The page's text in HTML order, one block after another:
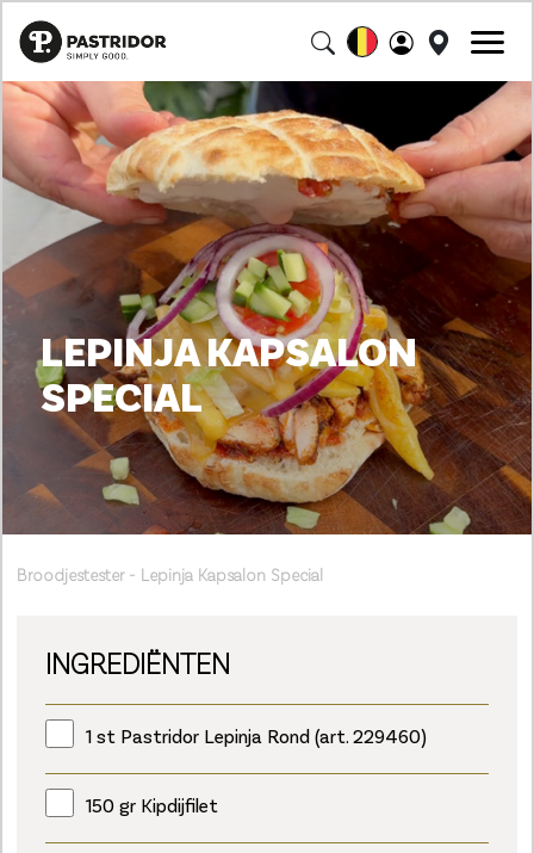
LEPINJA KAPSALON
SPECIAL
Broodjestester - Lepinja Kapsalon Special
INGREDIËNTEN
1 st Pastridor Lepinja Rond (art. 229460)
150 gr Kipdijfilet